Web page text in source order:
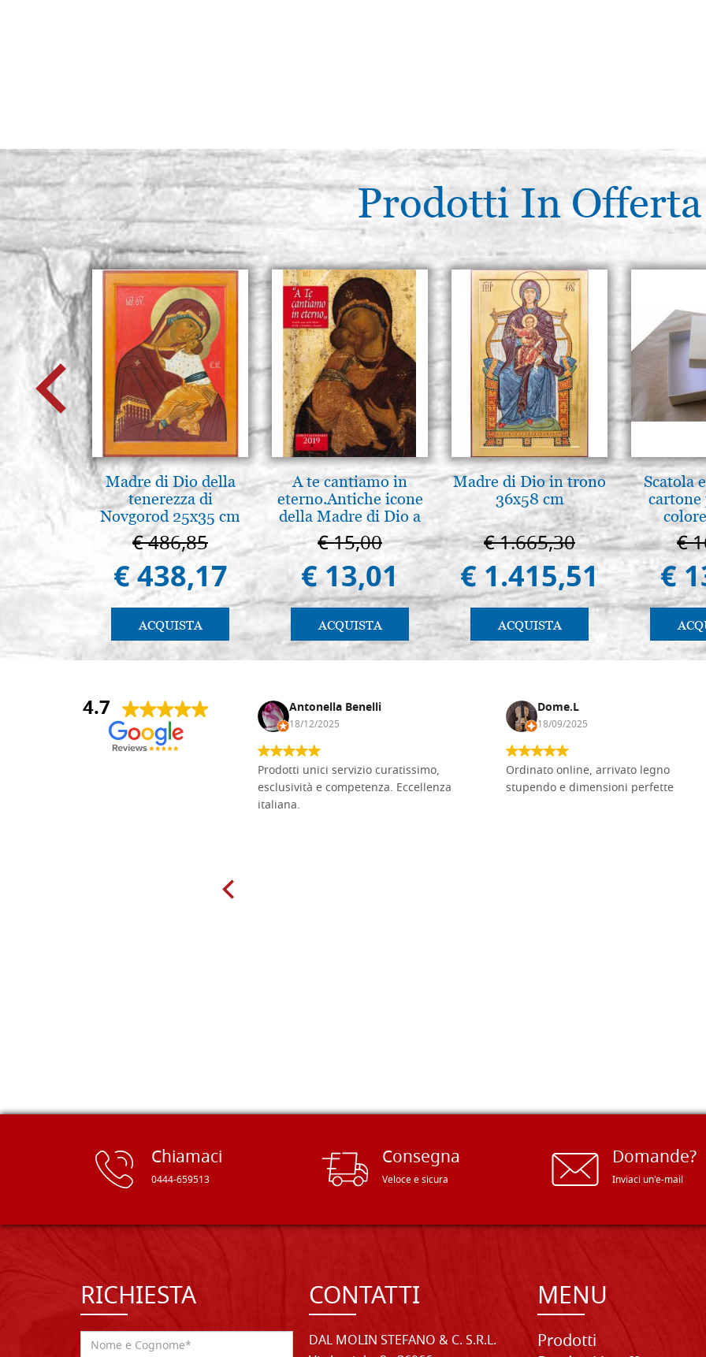
Prodotti In Offerta
Madre di Dio della
tenerezza di
Novgorod 25x35 cm
€ 486,85
€ 438,17
ACQUISTA
A te cantiamo in
eterno.Antiche icone
della Madre di Dio a
Vladimir e Suzdal
(libro-cal. 2019)
€ 15,00
€ 13,01
ACQUISTA
Madre di Dio in trono
36x58 cm
€ 1.665,30
€ 1.415,51
ACQUISTA
Scatola
cartone
€
€
4.7
Andrea Monguzzi Antonella Benelli
18/12/2025
Prodotti unici servizio curatissimo,
esclusività e competenza. Eccellenza
italiana.
Dome.L
18/09/2025
Ordinato online, arrivato legno
stupendo e dimensioni perfette
Chiamaci
0444-659513
Consegna
Veloce e sicura
Domande?
Inviaci un'e-mail
RICHIESTA CONTATTI
DAL MOLIN STEFANO & C. S.R.L.
MENU
Prodotti